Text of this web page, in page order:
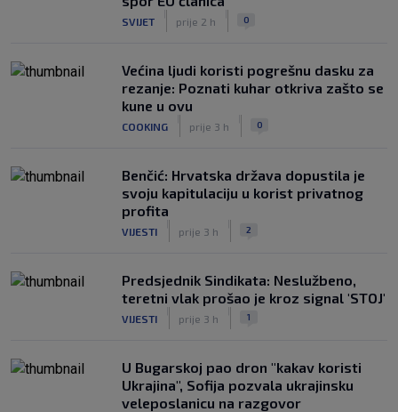
SVIJET prije 2 h 0
Većina ljudi koristi pogrešnu dasku za
rezanje: Poznati kuhar otkriva zašto se
kune u ovu
COOKING prije 3 h 0
Benčić: Hrvatska država dopustila je
svoju kapitulaciju u korist privatnog
profita
VIJESTI prije 3 h 2
Predsjednik Sindikata: Neslužbeno,
teretni vlak prošao je kroz signal 'STOJ'
VIJESTI prije 3 h 1
U Bugarskoj pao dron "kakav koristi
Ukrajina", Sofija pozvala ukrajinsku
veleposlanicu na razgovor